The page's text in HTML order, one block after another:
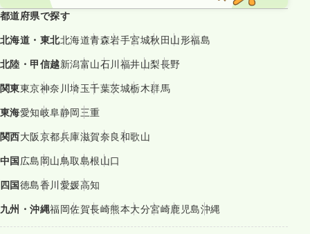
都道府県で探す
北海道・東北北海道青森岩手宮城秋田山形福島
北陸・甲信越新潟富山石川福井山梨長野
関東東京神奈川埼玉千葉茨城栃木群馬
東海愛知岐阜静岡三重
関西大阪京都兵庫滋賀奈良和歌山
中国広島岡山鳥取島根山口
四国徳島香川愛媛高知
九州・沖縄福岡佐賀長崎熊本大分宮崎鹿児島沖縄